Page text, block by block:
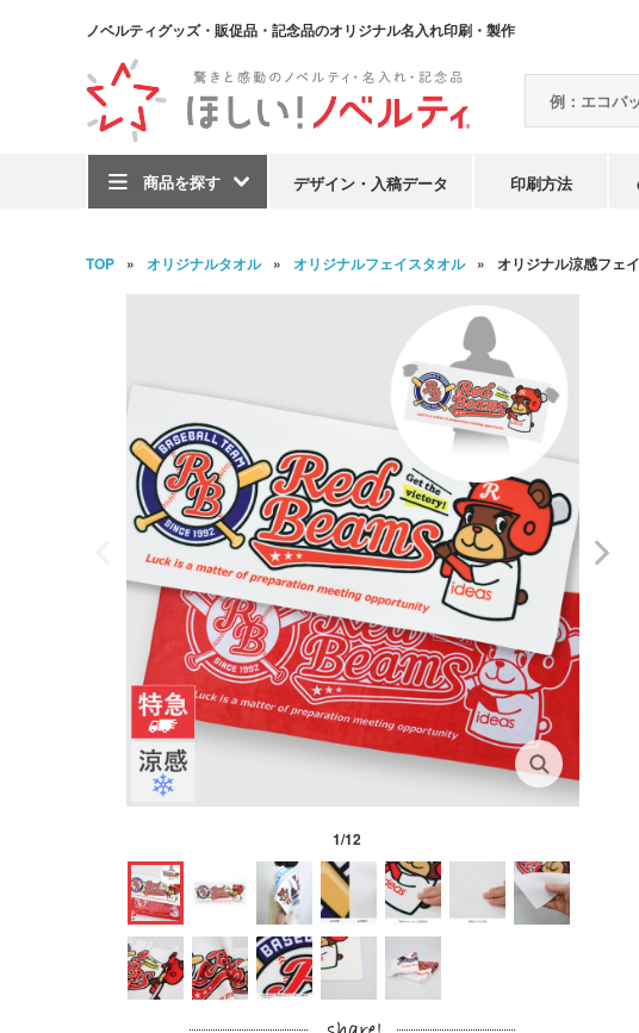
ノベルティグッズ・販促品・記念品のオリジナル名入れ印刷・製作
商品を探す デザイン・入稿データ 印刷方法
TOP オリジナルタオル オリジナルフェイスタオル オリジナル涼感フェ
1/12